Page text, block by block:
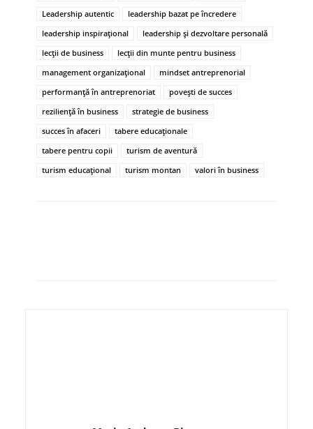
Leadership autentic
leadership bazat pe încredere
leadership inspirațional
leadership și dezvoltare personală
lecții de business
lecții din munte pentru business
management organizațional
mindset antreprenorial
performanță în antreprenoriat
povești de succes
reziliență în business
strategie de business
succes în afaceri
tabere educaționale
tabere pentru copii
turism de aventură
turism educațional
turism montan valori în business